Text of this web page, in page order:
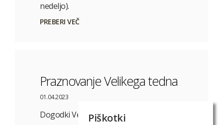
nedeljo).
PREBERI VEČ
Praznovanje Velikega tedna
01.04.2023
Dogodki Velikega tedna
Piškotki